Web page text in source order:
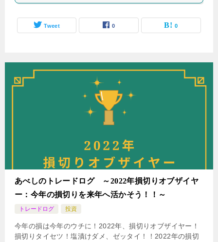
Tweet 0 0
あべしのトレードログ ～2022年損切りオブザイヤ
ー：今年の損切りを来年へ活かそう！！～
トレードログ 投資
今年の損は今年のウチに！2022年、損切りオブザイヤー！
損切りタイセツ！塩漬けダメ、ゼッタイ！！2022年の損切